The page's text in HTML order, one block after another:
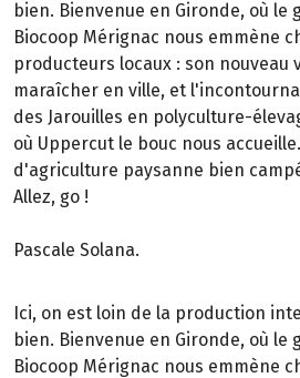
bien. Bienvenue en Gironde, où le
Biocoop Mérignac nous emmène
producteurs locaux : son nouveau
maraîcher en ville, et
des Jarouilles en polyculture-
où Uppercut le bouc nous
d'agriculture paysanne bien
Allez, go !
Pascale Solana.
Ici, on est loin de la production
bien. Bienvenue en Gironde, où le
Biocoop Mérignac nous emmène